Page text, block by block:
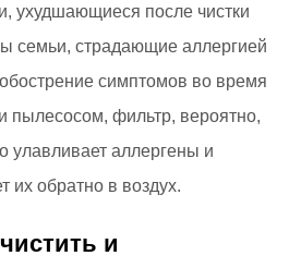
ухудшающиеся после чистки
семьи, страдающие аллергией
симптомов во время
пылесосом, фильтр, вероятно,
улавливает аллергены и
их обратно в воздух.
и